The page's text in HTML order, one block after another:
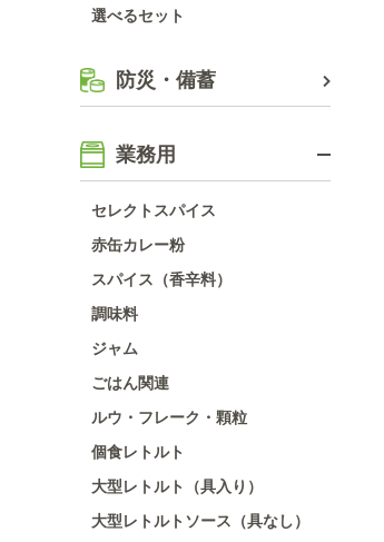
選べるセット
防災・備蓄
業務用
セレクトスパイス
赤缶カレー粉
スパイス（香辛料）
調味料
ジャム
ごはん関連
ルウ・フレーク・顆粒
個食レトルト
大型レトルト（具入り）
大型レトルトソース（具なし）
おろし生わさび３
１０ｇ